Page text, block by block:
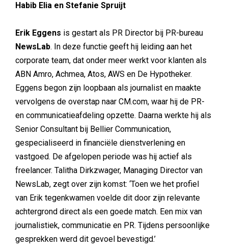
Habib Elia en Stefanie Spruijt
Erik Eggens is gestart als PR Director bij PR-bureau
NewsLab. In deze functie geeft hij leiding aan het
corporate team, dat onder meer werkt voor klanten als
ABN Amro, Achmea, Atos, AWS en De Hypotheker.
Eggens begon zijn loopbaan als journalist en maakte
vervolgens de overstap naar CM.com, waar hij de PR-
en communicatieafdeling opzette. Daarna werkte hij als
Senior Consultant bij Bellier Communication,
gespecialiseerd in financiële dienstverlening en
vastgoed. De afgelopen periode was hij actief als
freelancer. Talitha Dirkzwager, Managing Director van
NewsLab, zegt over zijn komst: ‘Toen we het profiel
van Erik tegenkwamen voelde dit door zijn relevante
achtergrond direct als een goede match. Een mix van
journalistiek, communicatie en PR. Tijdens persoonlijke
gesprekken werd dit gevoel bevestigd.’